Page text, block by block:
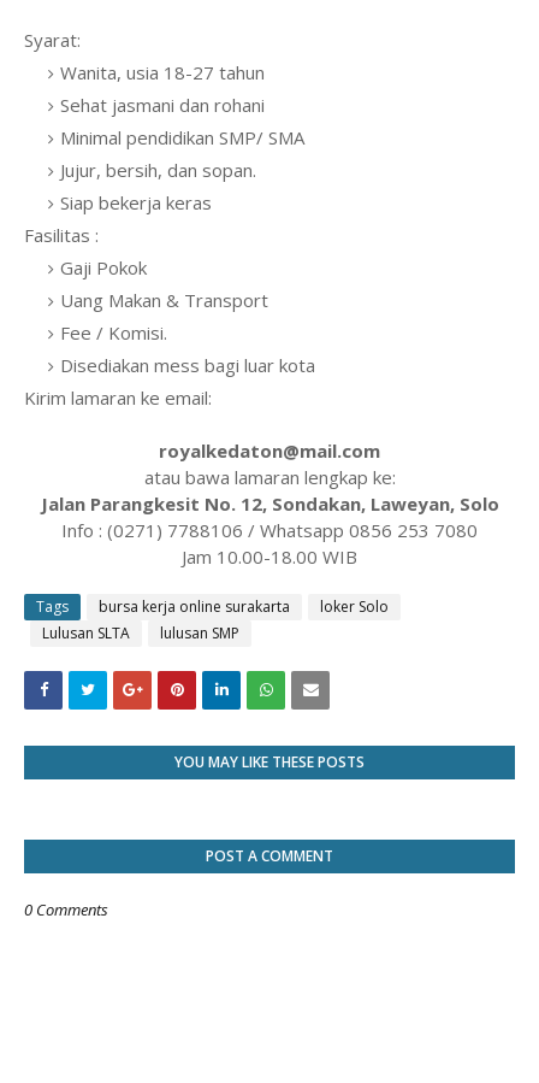
Syarat:
Wanita, usia 18-27 tahun
Sehat jasmani dan rohani
Minimal pendidikan SMP/ SMA
Jujur, bersih, dan sopan.
Siap bekerja keras
Fasilitas :
Gaji Pokok
Uang Makan & Transport
Fee / Komisi.
Disediakan mess bagi luar kota
Kirim lamaran ke email:
royalkedaton@mail.com
atau bawa lamaran lengkap ke:
Jalan Parangkesit No. 12, Sondakan, Laweyan, Solo
Info : (0271) 7788106 / Whatsapp 0856 253 7080
Jam 10.00-18.00 WIB
Tags bursa kerja online surakarta
loker Solo
Lulusan SLTA
lulusan SMP
YOU MAY LIKE THESE POSTS
POST A COMMENT
0 Comments